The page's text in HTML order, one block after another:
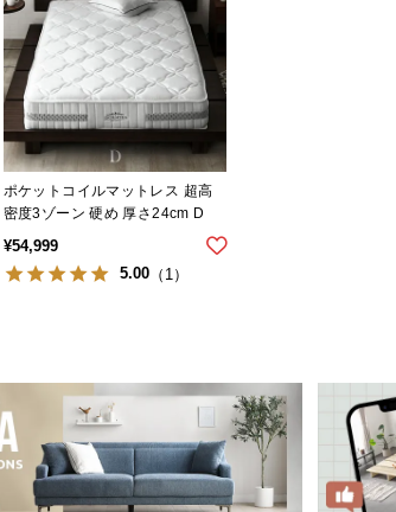
ポケットコイルマットレス 超高
密度3ゾーン 硬め 厚さ24cm D
¥54,999
5.00（1）